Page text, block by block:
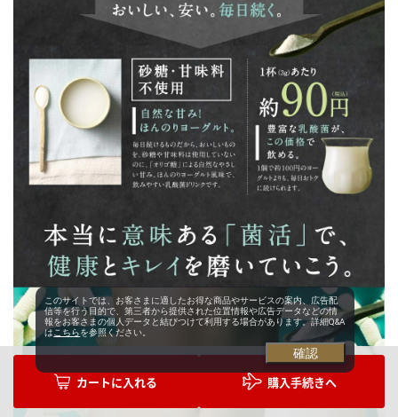
購入手続きへ
このサイトでは、お客さまに適したお得な商品やサービスの案内、広告配
信等を行う目的で、第三者から提供された位置情報や広告データなどの情
報をお客さまの個人データと結びつけて利用する場合があります。詳細Q&A
は こちらを参照ください。
確認